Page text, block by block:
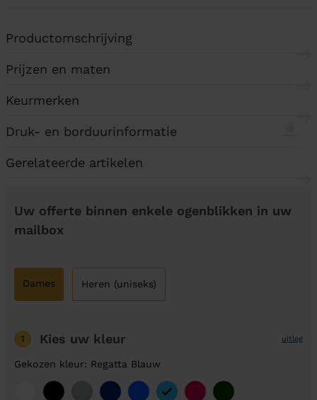
Productomschrijving
Prijzen en maten
Keurmerken
Druk- en borduurinformatie
Gerelateerde artikelen
Uw offerte binnen enkele ogenblikken in uw
mailbox
Dames Heren (uniseks)
1 Kies uw kleur uitleg
Gekozen kleur: Regatta Blauw